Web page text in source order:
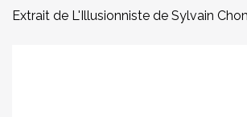
Extrait de L'Illusionniste de Sylvain